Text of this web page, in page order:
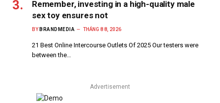
Remember, investing in a high-quality male
sex toy ensures not
BY BRANDMEDIA THÁNG 8 8, 2026
21 Best Online Intercourse Outlets Of 2025 Our testers were
between the…
Advertisement